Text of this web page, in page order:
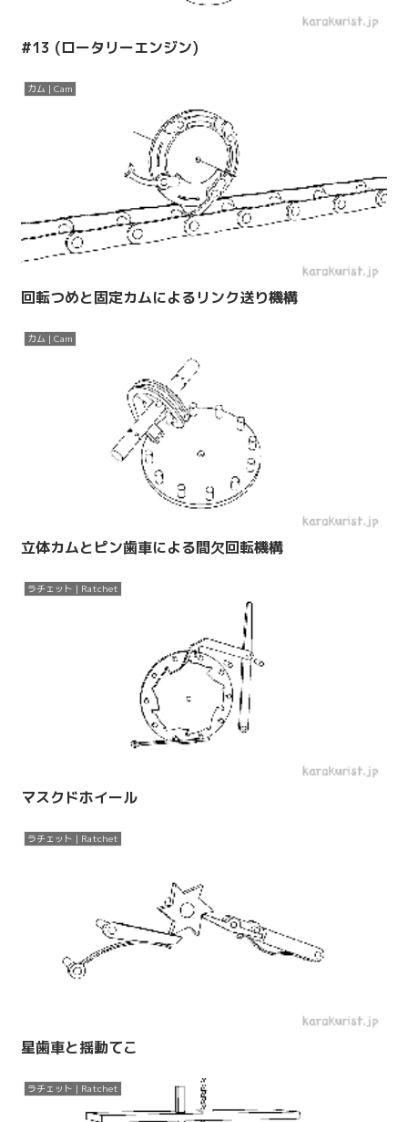
#13 (ロータリーエンジン)
カム | Cam
回転つめと固定カムによるリンク送り機構
カム | Cam
立体カムとピン歯車による間欠回転機構
ラチェット | Ratchet
マスクドホイール
ラチェット | Ratchet
星歯車と揺動てこ
ラチェット | Ratchet